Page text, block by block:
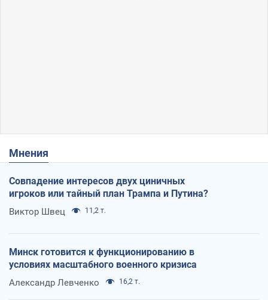
Мнения
Совпадение интересов двух циничных
игроков или тайный план Трампа и Путина?
Виктор Швец 11,2 т.
Минск готовится к функционированию в
условиях масштабного военного кризиса
Александр Левченко 16,2 т.